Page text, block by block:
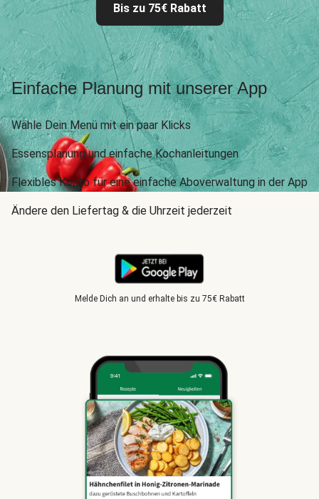
Bis zu 75€ Rabatt
Einfache Planung mit unserer App
Wähle Dein Menü mit ein paar Klicks
Essensplanung und einfache Kochanleitungen
Flexibles Konto für eine einfache Aboverwaltung in der App
Ändere den Liefertag & die Uhrzeit jederzeit
Melde Dich an und erhalte bis zu 75€ Rabatt